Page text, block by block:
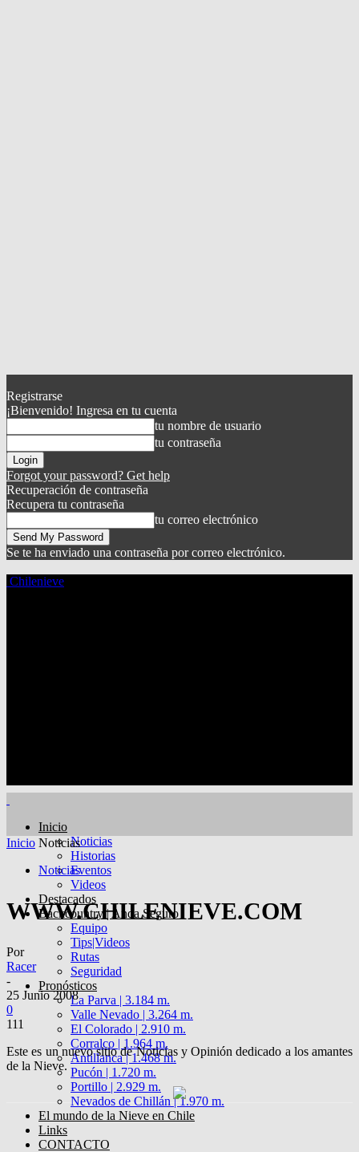
Registrarse
¡Bienvenido! Ingresa en tu cuenta
tu nombre de usuario
tu contraseña
Forgot your password? Get help
Recuperación de contraseña
Recupera tu contraseña
tu correo electrónico
Se te ha enviado una contraseña por correo electrónico.
Chilenieve
Inicio
Noticias
Historias
Eventos
Videos
Destacados
Backcountry | Anda Seguro
Equipo
Tips|Videos
Rutas
Seguridad
Pronósticos
La Parva | 3.184 m.
Valle Nevado | 3.264 m.
El Colorado | 2.910 m.
Corralco | 1.964 m.
Antillanca | 1.468 m.
Pucón | 1.720 m.
Portillo | 2.929 m.
Nevados de Chillán | 1.970 m.
El mundo de la Nieve en Chile
Links
CONTACTO
Inicio Noticias
Noticias
WWW.CHILENIEVE.COM
Por
Racer
-
25 Junio 2008
0
111
Este es un nuevo sitio de Noticias y Opinión dedicado a los amantes
de la Nieve.